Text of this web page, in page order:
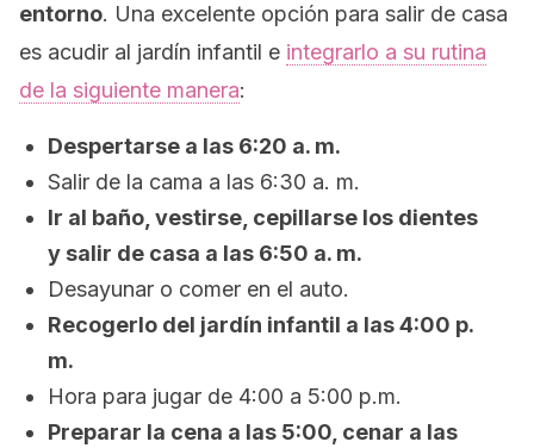
entorno. Una excelente opción para salir de casa
es acudir al jardín infantil e integrarlo a su rutina
de la siguiente manera:
Despertarse a las 6:20 a. m.
Salir de la cama a las 6:30 a. m.
Ir al baño, vestirse, cepillarse los dientes
y salir de casa a las 6:50 a. m.
Desayunar o comer en el auto.
Recogerlo del jardín infantil a las 4:00 p.
m.
Hora para jugar de 4:00 a 5:00 p.m.
Preparar la cena a las 5:00, cenar a las